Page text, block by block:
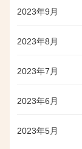
2023年9月
2023年8月
2023年7月
2023年6月
2023年5月